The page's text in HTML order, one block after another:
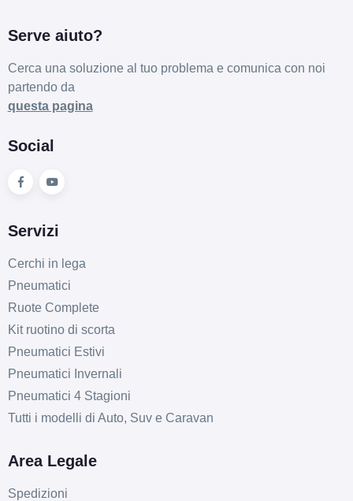
Serve aiuto?
Cerca una soluzione al tuo problema e comunica con noi
partendo da
questa pagina
Social
Servizi
Cerchi in lega
Pneumatici
Ruote Complete
Kit ruotino di scorta
Pneumatici Estivi
Pneumatici Invernali
Pneumatici 4 Stagioni
Tutti i modelli di Auto, Suv e Caravan
Area Legale
Spedizioni